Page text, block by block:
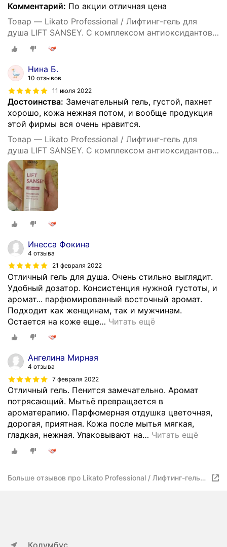
Комментарий: По акции отличная цена
Товар — Likato Professional / Лифтинг-гель для
душа LIFT SANSEY. С комплексом антиоксидантов.
250 мл *2 шт.
Нина Б.
10 отзывов
11 июля 2022
Достоинства: Замечательный гель, густой, пахнет
хорошо, кожа нежная потом, и вообще продукция
этой фирмы вся очень нравится.
Товар — Likato Professional / Лифтинг-гель для
душа LIFT SANSEY. С комплексом антиоксидантов.
250 мл *2 шт.
Инесса Фокина
4 отзыва
21 февраля 2022
Отличный гель для душа. Очень стильно выглядит.
Удобный дозатор. Консистенция нужной густоты, и
аромат... парфюмированный восточный аромат.
Подходит как женщинам, так и мужчинам.
Остается на коже еще… Читать ещё
Ангелина Мирная
4 отзыва
7 февраля 2022
Отличный гель. Пенится замечательно. Аромат
потрясающий. Мытьё превращается в
ароматерапию. Парфюмерная отдушка цветочная,
дорогая, приятная. Кожа после мытья мягкая,
гладкая, нежная. Упаковывают на… Читать ещё
Больше отзывов про Likato Professional / Лифтинг-гель
Колумбус